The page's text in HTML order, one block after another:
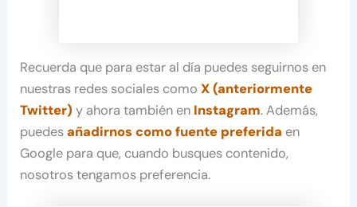
Recuerda que para estar al día puedes seguirnos en
nuestras redes sociales comoX (anteriormente
Twitter) y ahora también en Instagram. Además,
puedesañadirnos como fuente preferida en
Google para que, cuando busques contenido,
nosotros tengamos preferencia.